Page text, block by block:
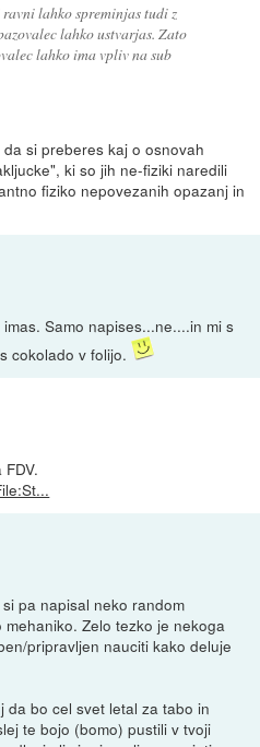
lahko spreminjas tudi z
lahko ustvarjas. Zato
lahko ima vpliv na sub
si preberes kaj o osnovah
ki so jih ne-fiziki naredili
fiziko nepovezanih opazanj in
Samo napises...ne....in mi s
cokolado v folijo.
pa napisal neko random
Zelo tezko je nekoga
pripravljen nauciti kako deluje
da bo cel svet letal za tabo in
te bojo (bomo) pustili v tvoji